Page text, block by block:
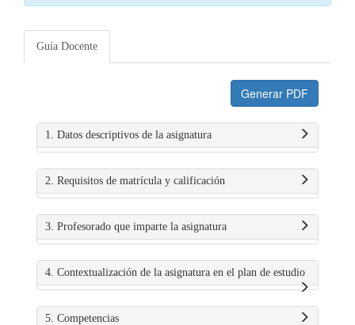
Guía Docente
Generar PDF
1. Datos descriptivos de la asignatura
2. Requisitos de matrícula y calificación
3. Profesorado que imparte la asignatura
4. Contextualización de la asignatura en el plan de estudio
5. Competencias